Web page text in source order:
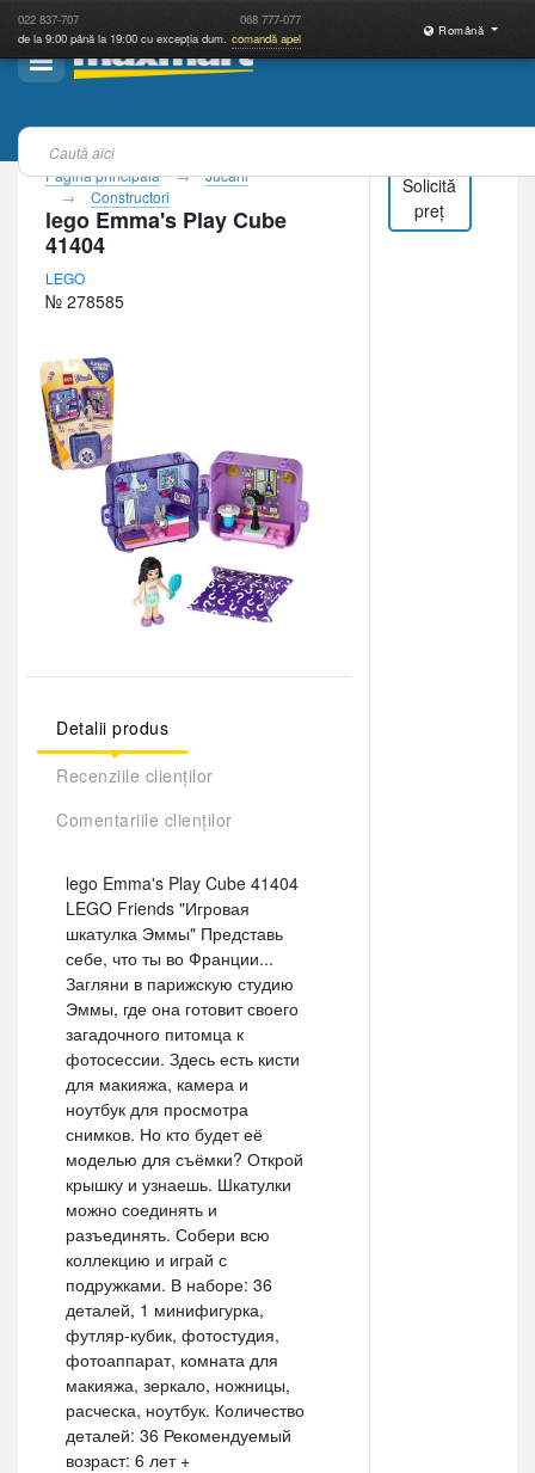
022 837-707 068 777-077
de la 9:00 până la 19:00 cu excepția dum. comandă apel
Română
Pagina principală
Jucării
Constructori
lego Emma's Play Cube
41404
LEGO
№ 278585
Detalii produs
Recenziile clienților
Comentariile clienților
lego Emma's Play Cube 41404
LEGO Friends "Игровая
шкатулка Эммы" Представь
себе, что ты во Франции...
Загляни в парижскую студию
Эммы, где она готовит своего
загадочного питомца к
фотосессии. Здесь есть кисти
для макияжа, камера и
ноутбук для просмотра
снимков. Но кто будет её
моделью для съёмки? Открой
крышку и узнаешь. Шкатулки
можно соединять и
разъединять. Собери всю
коллекцию и играй с
подружками. В наборе: 36
деталей, 1 минифигурка,
футляр-кубик, фотостудия,
фотоаппарат, комната для
макияжа, зеркало, ножницы,
расческа, ноутбук. Количество
деталей: 36 Рекомендуемый
возраст: 6 лет +
Solicită
preț